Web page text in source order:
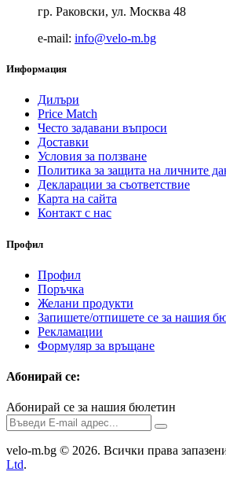
гр. Раковски, ул. Москва 48
е-mail: info@velo-m.bg
Информация
Дилъри
Price Match
Често задавани въпроси
Доставки
Условия за ползване
Политика за защита на личните
Декларации за съответствие
Карта на сайта
Контакт с нас
Профил
Профил
Поръчка
Желани продукти
Запишете/отпишете се за нашия
Рекламации
Формуляр за връщане
Абонирай се:
Абонирай се за нашия бюлетин
velo-m.bg © 2026. Всички права
Ltd.